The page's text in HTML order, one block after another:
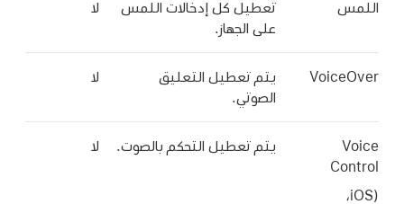
اللمس
تعطيل كل إدخالات اللمس
على الجهاز.
لا
VoiceOver
يتم تعطيل التعليق
الصوتي.
لا
Voice
Control
‏(iOS،‏
يتم تعطيل التحكم بالصوت. لا